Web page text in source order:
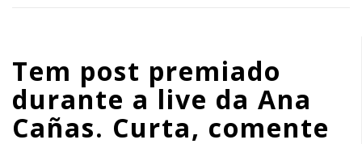
Curta,
comente
Tem post premiado
durante a live da Ana
Cañas. Curta, comente